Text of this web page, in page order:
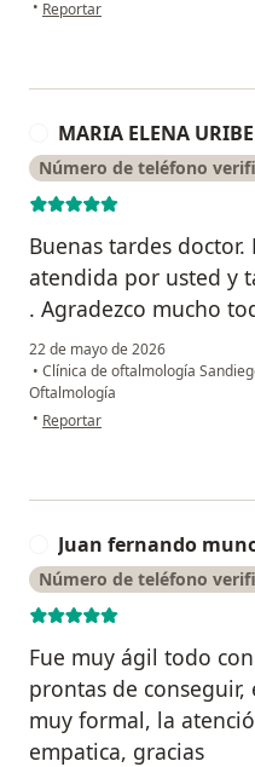
• Reportar
MARIA ELENA URIBE
Número de teléfono
Buenas tardes
atendida por usted y
. Agradezco mucho
22 de mayo de 2026
• Clínica de oftalmología
Oftalmología
• en opinión del usuario MARIA
Reportar
Juan fernando
Número de teléfono
Fue muy ágil todo
prontas de
muy formal, la
empatica, gracias